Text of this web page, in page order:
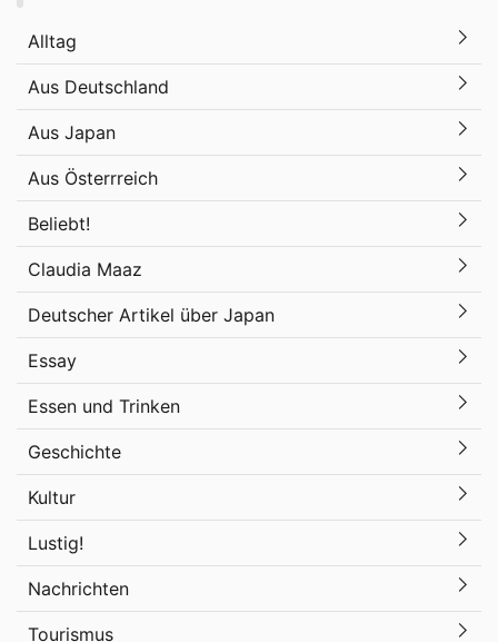
Alltag
Aus Deutschland
Aus Japan
Aus Österrreich
Beliebt!
Claudia Maaz
Deutscher Artikel über Japan
Essay
Essen und Trinken
Geschichte
Kultur
Lustig!
Nachrichten
Tourismus